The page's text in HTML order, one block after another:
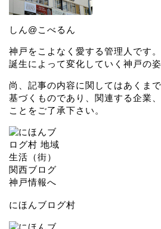
しん@こべるん
神戸をこよなく愛する管理人です
誕生によって変化していく神戸の
尚、記事の内容に関してはあくま
基づくものであり、関連する企業
ことをご了承下さい。
にほんブログ村